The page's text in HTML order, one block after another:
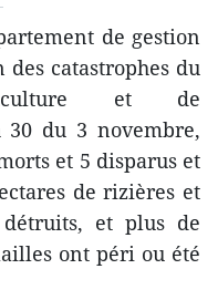
de gestion
catastrophes du
et de
30 du 3 novembre,
et 5 disparus et
de rizières et
et plus de
ont péri ou été